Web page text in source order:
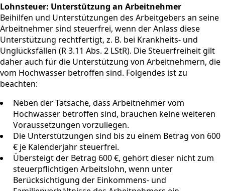
Lohnsteuer: Unterstützung an Arbeitnehmer
Beihilfen und Unterstützungen des Arbeitgebers an seine
Arbeitnehmer sind steuerfrei, wenn der Anlass diese
Unterstützung rechtfertigt, z. B. bei Krankheits- und
Unglücksfällen (R 3.11 Abs. 2 LStR). Die Steuerfreiheit gilt
daher auch für die Unterstützung von Arbeitnehmern, die
vom Hochwasser betroffen sind. Folgendes ist zu
beachten:
Neben der Tatsache, dass Arbeitnehmer vom
Hochwasser betroffen sind, brauchen keine weiteren
Voraussetzungen vorzuliegen.
Die Unterstützungen sind bis zu einem Betrag von 600
€ je Kalenderjahr steuerfrei.
Übersteigt der Betrag 600 €, gehört dieser nicht zum
steuerpflichtigen Arbeitslohn, wenn unter
Berücksichtigung der Einkommens- und